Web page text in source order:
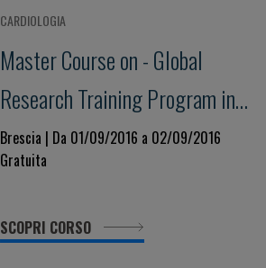
CARDIOLOGIA
Master Course on - Global
Research Training Program in
Drug Development for Heart
Failure
Brescia | Da 01/09/2016 a 02/09/2016
Gratuita
SCOPRI CORSO